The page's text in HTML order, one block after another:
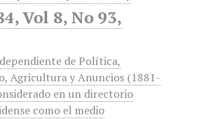
Vol 8, No 93,
de Política,
Agricultura y Anuncios (1881-
en un directorio
como el medio